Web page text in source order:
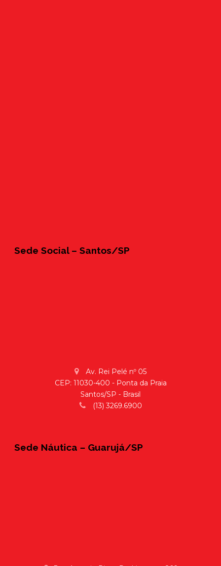
Sede Social – Santos/SP
Av. Rei Pelé nº 05
CEP: 11030-400 - Ponta da Praia
Santos/SP - Brasil
(13) 3269.6900
Sede Náutica – Guarujá/SP